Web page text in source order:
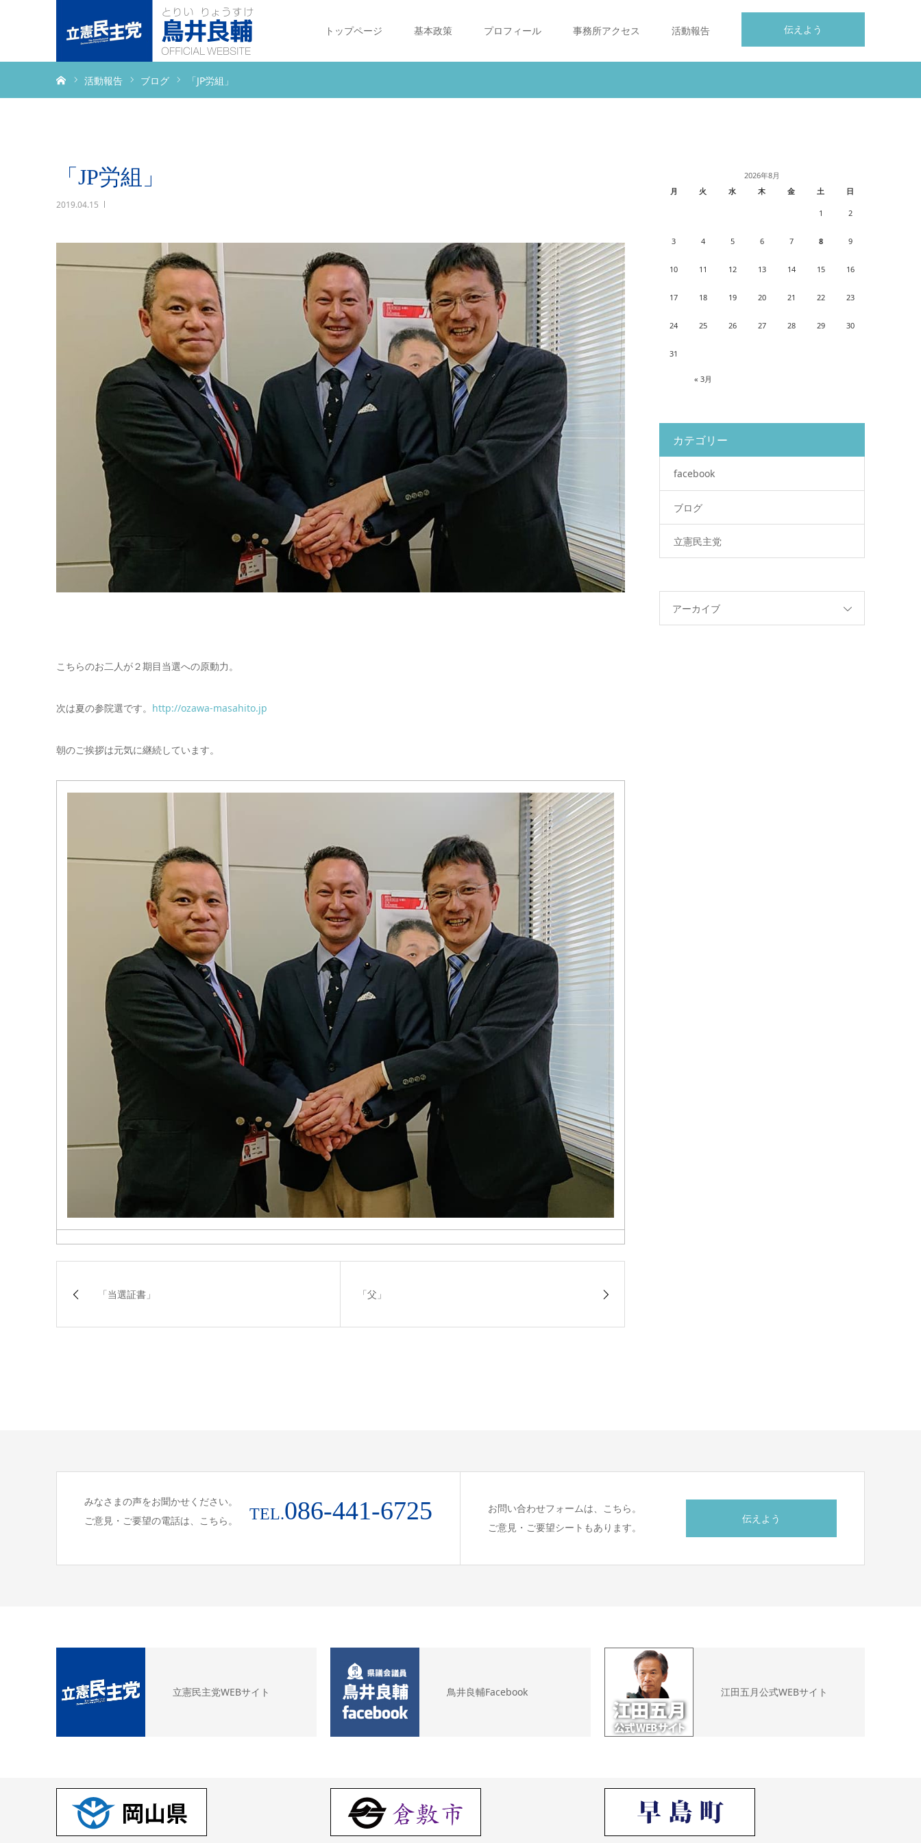
伝えよう
トップページ 基本政策 プロフィール 事務所アクセス 活動報告
活動報告 ブログ 「JP労組」
「JP労組」
2019.04.15
こちらのお二人が２期目当選への原動力。
次は夏の参院選です。 http://ozawa-masahito.jp
朝のご挨拶は元気に継続しています。
「当選証書」 「父」
2026年8月
月
火 水 木 金 土 日
« 3月
1 2
3 4 5 6 7 8 9
10 11 12 13 14 15 16
17 18 19 20 21 22 23
24 25 26 27 28 29 30
31
カテゴリー
facebook
ブログ
立憲民主党
アーカイブ
みなさまの声をお聞かせください。
ご意見・ご要望の電話は、こちら。
TEL.086-441-6725
お問い合わせフォームは、こちら。
ご意見・ご要望シートもあります。
伝えよう
立憲民主党WEBサイト 鳥井良輔Facebook 江田五月公式WEBサイト